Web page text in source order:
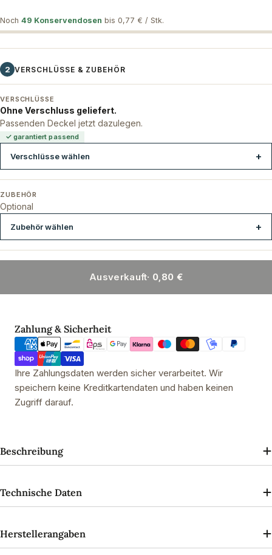
Noch 49 Konservendosen bis 0,77 € / Stk.
2 VERSCHLÜSSE & ZUBEHÖR
VERSCHLÜSSE
Ohne Verschluss geliefert.
Passenden Deckel jetzt dazulegen.
✓ garantiert passend
Verschlüsse wählen
ZUBEHÖR
Optional
Zubehör wählen
Ausverkauft· 0,80 €
Zahlung & Sicherheit
Zahlungsmethoden
Ihre Zahlungsdaten werden sicher verarbeitet. Wir
speichern keine Kreditkartendaten und haben keinen
Zugriff darauf.
Beschreibung
Technische Daten
Herstellerangaben